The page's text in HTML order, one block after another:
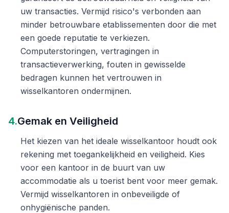
uw transacties. Vermijd risico's verbonden aan
minder betrouwbare etablissementen door die met
een goede reputatie te verkiezen.
Computerstoringen, vertragingen in
transactieverwerking, fouten in gewisselde
bedragen kunnen het vertrouwen in
wisselkantoren ondermijnen.
4.Gemak en Veiligheid
Het kiezen van het ideale wisselkantoor houdt ook
rekening met toegankelijkheid en veiligheid. Kies
voor een kantoor in de buurt van uw
accommodatie als u toerist bent voor meer gemak.
Vermijd wisselkantoren in onbeveiligde of
onhygiënische panden.